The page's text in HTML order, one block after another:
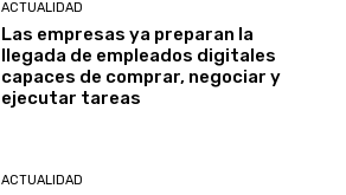
ACTUALIDAD
Las empresas ya preparan la
llegada de empleados digitales
capaces de comprar, negociar y
ejecutar tareas
ACTUALIDAD